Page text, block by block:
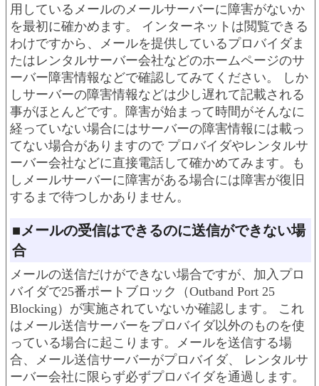
用しているメールのメールサーバーに障害がないか
を最初に確かめます。 インターネットは閲覧できる
わけですから、メールを提供しているプロバイダま
たはレンタルサーバー会社などのホームページのサ
ーバー障害情報などで確認してみてください。 しか
しサーバーの障害情報などは少し遅れて記載される
事がほとんどです。障害が始まって時間がそんなに
経っていない場合にはサーバーの障害情報には載っ
てない場合がありますので プロバイダやレンタルサ
ーバー会社などに直接電話して確かめてみます。も
しメールサーバーに障害がある場合には障害が復旧
するまで待つしかありません。
■メールの受信はできるのに送信ができない場
合
メールの送信だけができない場合ですが、加入プロ
バイダで25番ポートブロック（Outband Port 25
Blocking）が実施されていないか確認します。 これ
はメール送信サーバーをプロバイダ以外のものを使
っている場合に起こります。メールを送信する場
合、メール送信サーバーがプロバイダ、 レンタルサ
ーバー会社に限らず必ずプロバイダを通過します。